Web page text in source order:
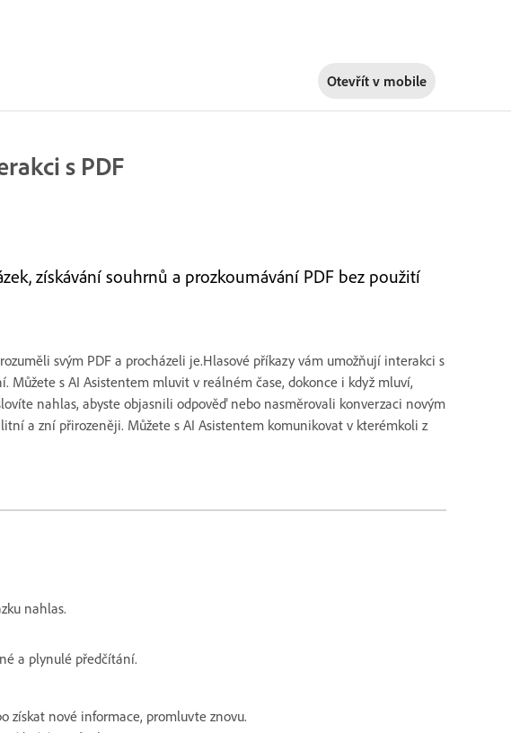
Otevřít v mobile
s PDF
získávání souhrnů a prozkoumávání PDF bez použití
svým PDF a procházeli je.Hlasové příkazy vám umožňují interakci s
Můžete s AI Asistentem mluvit v reálném čase, dokonce i když mluví,
nahlas, abyste objasnili odpověď nebo nasměrovali konverzaci novým
a zní přirozeněji. Můžete s AI Asistentem komunikovat v kterémkoli z
nahlas.
a plynulé předčítání.
získat nové informace, promluvte znovu.